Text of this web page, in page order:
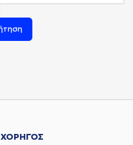
ΧΟΡΗΓΟΣ